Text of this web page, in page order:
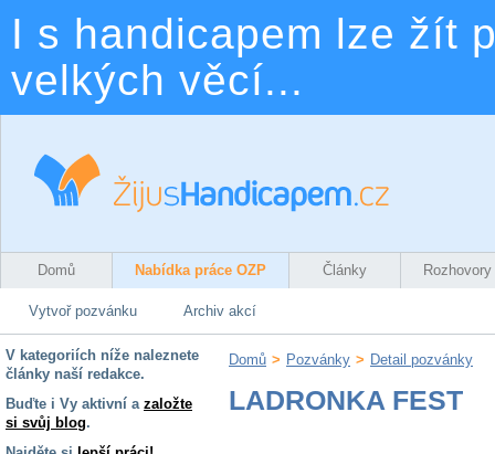
I s handicapem lze žít
velkých věcí...
Domů Nabídka práce OZP Články Rozhovory
Vytvoř pozvánku Archiv akcí
V kategoriích níže naleznete
články naší redakce.
Buďte i Vy aktivní a založte
si svůj blog.
Domů > Pozvánky > Detail pozvánky
LADRONKA FEST